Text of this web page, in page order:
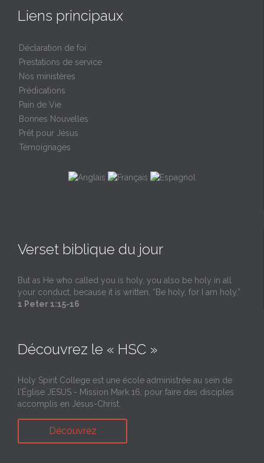
Liens principaux
Déclaration de foi
Prestations de service
Nos ministères
Prédications
Pain de Vie
Bonnes Nouvelles
Prêt pour Jésus
Témoignages
Verset biblique du jour
But as He who called you is holy, you also be holy in all
your conduct, because it is written, “Be holy, for I am holy.”
1 Peter 1:15-16
Découvrez le « HSC »
Holy Spirit College est une école administrée au sein de
l'Église JESUS - Mission Mark 16, pour faire des disciples
accomplis en Jésus-Christ.
Découvrez